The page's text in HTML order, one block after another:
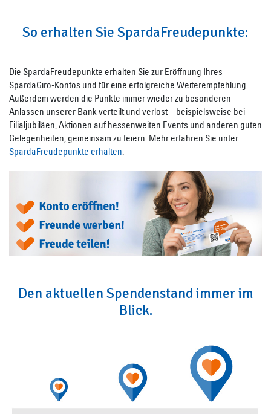
So erhalten Sie SpardaFreudepunkte:
Die SpardaFreudepunkte erhalten Sie zur Eröffnung Ihres
SpardaGiro-Kontos und für eine erfolgreiche Weiterempfehlung.
Außerdem werden die Punkte immer wieder zu besonderen
Anlässen unserer Bank verteilt und verlost – beispielsweise bei
Filialjubiläen, Aktionen auf hessenweiten Events und anderen guten
Gelegenheiten, gemeinsam zu feiern. Mehr erfahren Sie unter
SpardaFreudepunkte erhalten.
Den aktuellen Spendenstand immer im
Blick.